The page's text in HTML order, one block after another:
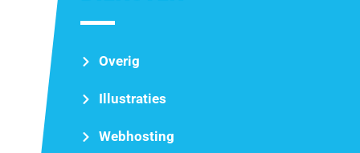
Overig
Illustraties
Webhosting